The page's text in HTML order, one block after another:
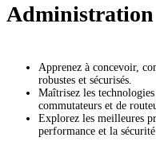
Administration
Apprenez à concevoir,
robustes et sécurisés.
Maîtrisez les
commutateurs et de
Explorez les meilleures
performance et la